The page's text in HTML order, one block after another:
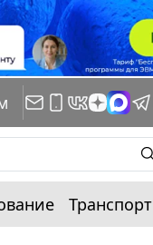
Транспорт